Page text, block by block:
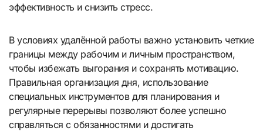
эффективность и снизить стресс.
В условиях удалённой работы важно установить четкие
границы между рабочим и личным пространством,
чтобы избежать выгорания и сохранять мотивацию.
Правильная организация дня, использование
специальных инструментов для планирования и
регулярные перерывы позволяют более успешно
справляться с обязанностями и достигать